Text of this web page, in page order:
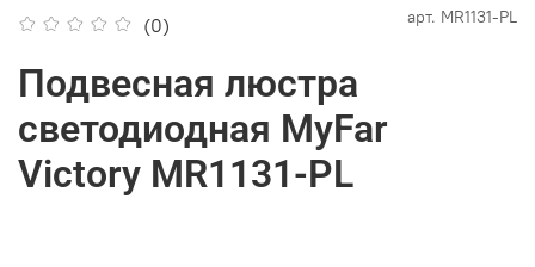
(0) арт. MR1131-PL
Подвесная люстра
светодиодная MyFar
Victory MR1131-PL